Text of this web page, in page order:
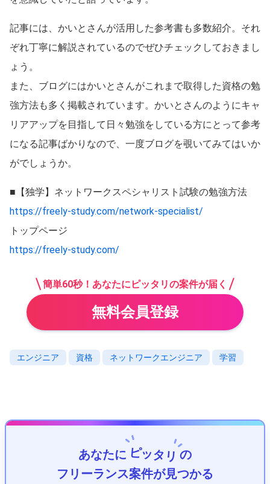
記事には、かいとさんが活用した参考書も多数紹介。それ
ぞれ丁寧に解説されているのでぜひチェックしておきまし
ょう。
また、ブログにはかいとさんがこれまで取得した資格の勉
強方法も多く掲載されています。かいとさんのようにキャ
リアアップを目指して日々勉強をしている方にとって参考
になる記事ばかりなので、一度ブログを覗いてみてはいか
がでしょうか。
■【独学】ネットワークスペシャリスト試験の勉強方法
https://freely-study.com/network-specialist/
トップページ
https://freely-study.com/
簡単60秒！あなたにピッタリの案件が届く
無料会員登録
エンジニア 資格 ネットワークエンジニア 学習
あなたに ピッタリ の
フリーランス案件が見つかる